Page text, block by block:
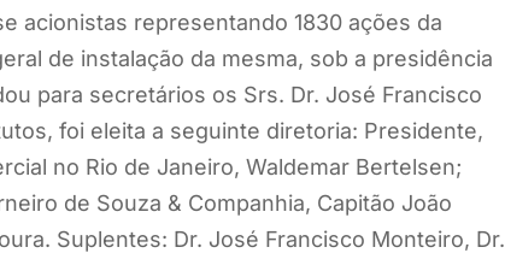
acionistas representando 1830 ações da
de instalação da mesma, sob a presidência
para secretários os Srs. Dr. José Francisco
foi eleita a seguinte diretoria: Presidente,
no Rio de Janeiro, Waldemar Bertelsen;
de Souza & Companhia, Capitão João
Suplentes: Dr. José Francisco Monteiro, Dr.